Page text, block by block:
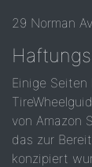
29 Norman
Einige
von Amazon
das zur
konzipiert